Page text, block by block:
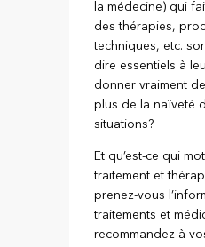
la médecine) qui
des thérapies,
techniques, etc.
dire essentiels à
donner vraiment
plus de la naïveté
situations?
Et qu’est-ce qui
traitement et
prenez-vous
traitements et
recommandez à